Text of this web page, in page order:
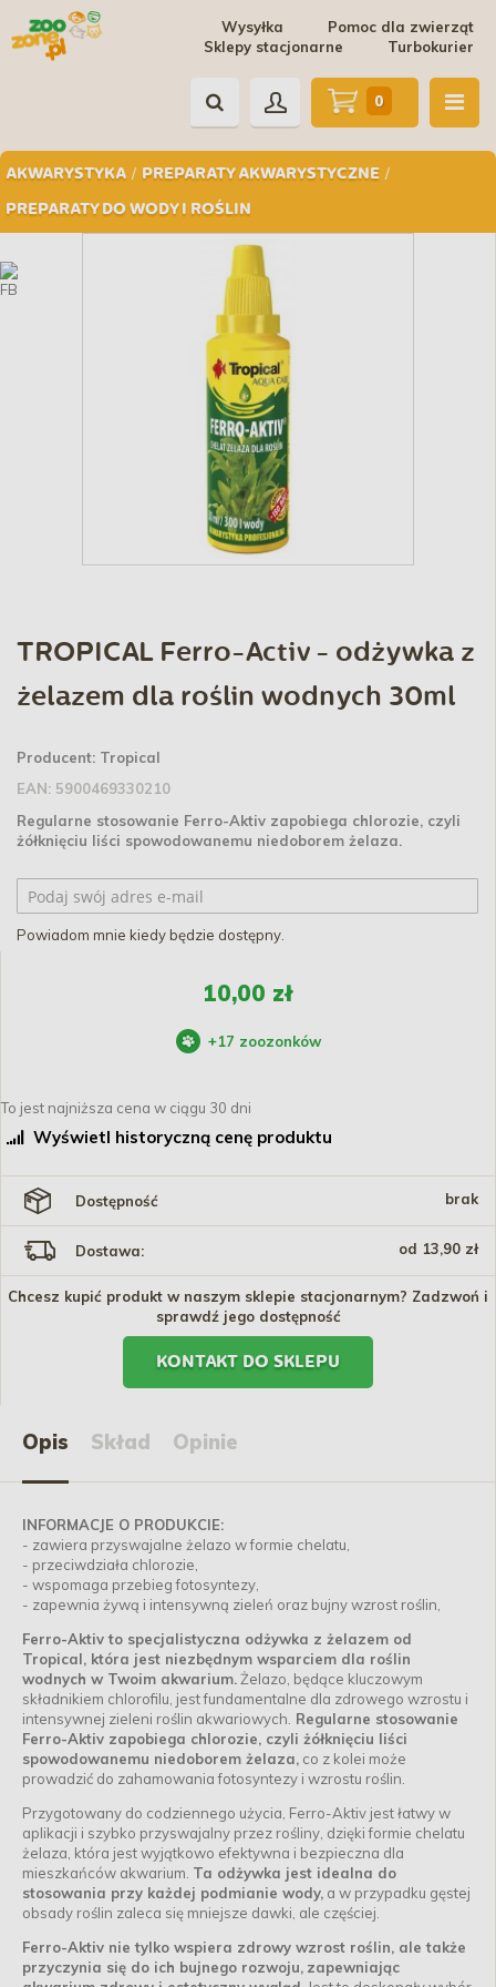
Pomoc dla zwierząt
Wysyłka
Turbokurier
Sklepy stacjonarne
AKWARYSTYKA / PREPARATY AKWARYSTYCZNE /
PREPARATY DO WODY I ROŚLIN
0
TROPICAL Ferro-Activ - odżywka z
żelazem dla roślin wodnych 30ml
Producent: Tropical
EAN: 5900469330210
Regularne stosowanie Ferro-Aktiv zapobiega chlorozie, czyli
żółknięciu liści spowodowanemu niedoborem żelaza.
Powiadom mnie kiedy będzie dostępny.
10,00 zł
+17 zoozonków
To jest najniższa cena w ciągu 30 dni
Wyświetl historyczną cenę produktu
Dostępność brak
Dostawa: od 13,90 zł
Chcesz kupić produkt w naszym sklepie stacjonarnym? Zadzwoń i
sprawdź jego dostępność
KONTAKT DO SKLEPU
Opis Skład Opinie
INFORMACJE O PRODUKCIE:
- zawiera przyswajalne żelazo w formie chelatu,
- przeciwdziała chlorozie,
- wspomaga przebieg fotosyntezy,
- zapewnia żywą i intensywną zieleń oraz bujny wzrost roślin,
Ferro-Aktiv to specjalistyczna odżywka z żelazem od
Tropical, która jest niezbędnym wsparciem dla roślin
wodnych w Twoim akwarium.Żelazo, będące kluczowym
składnikiem chlorofilu, jest fundamentalne dla zdrowego wzrostu i
intensywnej zieleni roślin akwariowych. Regularne stosowanie
Ferro-Aktiv zapobiega chlorozie, czyli żółknięciu liści
spowodowanemu niedoborem żelaza, co z kolei może
prowadzić do zahamowania fotosyntezy i wzrostu roślin.
Przygotowany do codziennego użycia, Ferro-Aktiv jest łatwy w
aplikacji i szybko przyswajalny przez rośliny, dzięki formie chelatu
żelaza, która jest wyjątkowo efektywna i bezpieczna dla
mieszkańców akwarium. Ta odżywka jest idealna do
stosowania przy każdej podmianie wody, a w przypadku gęstej
obsady roślin zaleca się mniejsze dawki, ale częściej.
Ferro-Aktiv nie tylko wspiera zdrowy wzrost roślin, ale także
przyczynia się do ich bujnego rozwoju, zapewniając